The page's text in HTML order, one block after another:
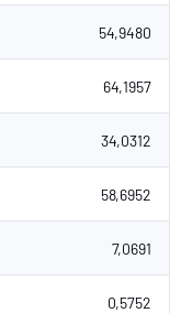
54,9480
64,1957
34,0312
58,6952
7,0691
0,5752